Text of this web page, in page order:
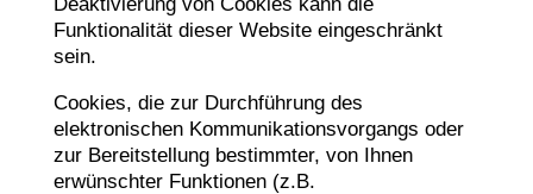
Funktionalität dieser Website eingeschränkt
sein.
Cookies, die zur Durchführung des
elektronischen Kommunikationsvorgangs oder
zur Bereitstellung bestimmter, von Ihnen
erwünschter Funktionen (z.B.